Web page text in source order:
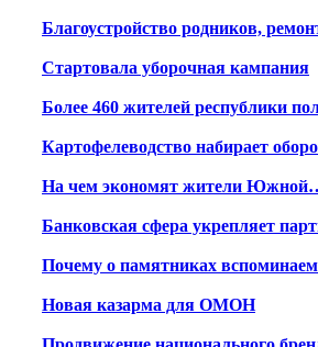
Благоустройство родников,
Стартовала уборочная кампания
Более 460 жителей республики
Картофелеводство набирает
На чем экономят жители
Банковская сфера укрепляет
Почему о памятниках
Новая казарма для ОМОН